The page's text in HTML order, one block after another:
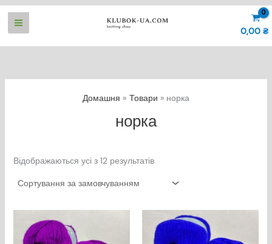
Перейти
0,00 ₴
Домашня Товари норка
норка
Відображаються усі з 12 результатів